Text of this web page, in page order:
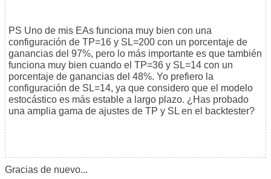
PS Uno de mis EAs funciona muy bien con una
configuración de TP=16 y SL=200 con un porcentaje de
ganancias del 97%, pero lo más importante es que también
funciona muy bien cuando el TP=36 y SL=14 con un
porcentaje de ganancias del 48%. Yo prefiero la
configuración de SL=14, ya que considero que el modelo
estocástico es más estable a largo plazo. ¿Has probado
una amplia gama de ajustes de TP y SL en el backtester?
Gracias de nuevo...